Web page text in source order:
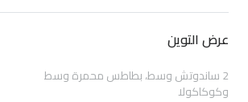
عرض التوين
2 ساندوتش وسط، بطاطس محمرة وسط
وكوكاكولا